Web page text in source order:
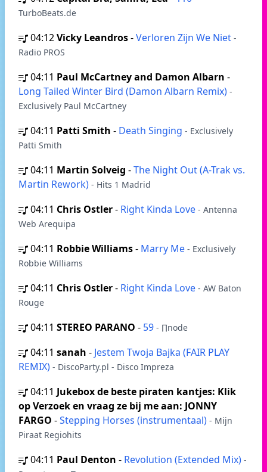
TurboBeats.de
04:12Vicky Leandros-Verloren Zijn We Niet -
Radio PROS
04:11 Paul McCartney and Damon Albarn -
Long Tailed Winter Bird (Damon Albarn Remix) -
Exclusively Paul McCartney
04:11 Patti Smith - Death Singing - Exclusively
Patti Smith
04:11 Martin Solveig -The Night Out (A-Trak vs.
Martin Rework) - Hits 1 Madrid
04:11 Chris Ostler- Right Kinda Love - Antenna
Web Arequipa
04:11 Robbie Williams- Marry Me - Exclusively
Robbie Williams
04:11 Chris Ostler- Right Kinda Love - AW Baton
Rouge
04:11 STEREO PARANO - 59 - ∏node
04:11 sanah - Jestem Twoja Bajka (FAIR PLAY
REMIX) - DiscoParty.pl - Disco Impreza
04:11 Jukebox de beste piraten kantjes: Klik
op Verzoek en vraag ze bij me aan: JONNY
FARGO -Stepping Horses (instrumentaal) - Mijn
Piraat Regiohits
04:11 Paul Denton - Revolution (Extended Mix) -